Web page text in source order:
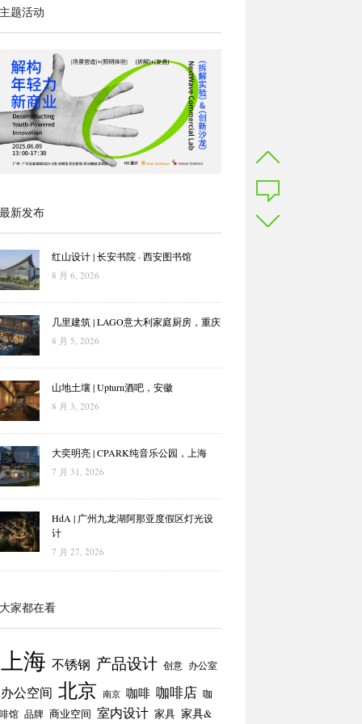
题活动
新发布
红山设计 | 长安书院 · 西安图书馆
8 月 6, 2026
几里建筑 | LAGO意大利家庭厨房，重庆
8 月 5, 2026
山地土壤 | Upturn酒吧，安徽
8 月 3, 2026
大奕明亮 | CPARK纯音乐公园，上海
7 月 31, 2026
HdA | 广州九龙湖阿那亚度假区灯光设
计
7 月 27, 2026
家都在看
上海 不锈钢 产品设计 创意 办公室
办公空间 北京 南京 咖啡 咖啡店 咖
馆 品牌 商业空间 室内设计 家具 家具&